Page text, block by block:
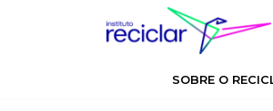
SOBRE O